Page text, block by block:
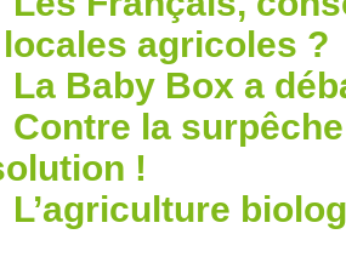
agricoles ?
La Baby Box a
Contre la
!
L’agriculture